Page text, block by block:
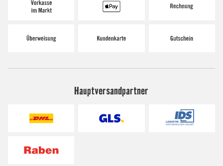
Hauptversandpartner